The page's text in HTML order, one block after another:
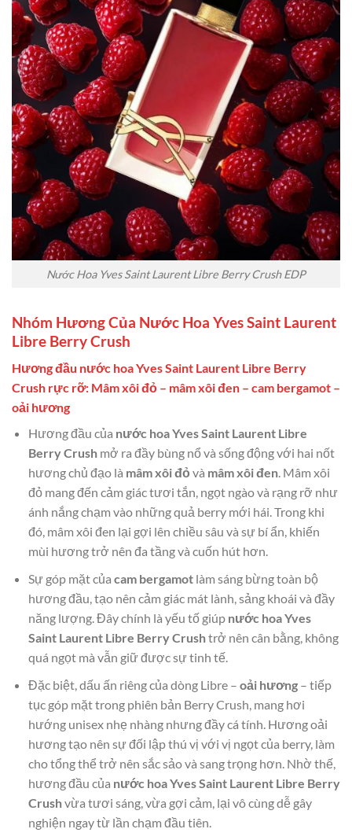
Nước Hoa Yves Saint Laurent Libre Berry Crush EDP
Nhóm Hương Của Nước Hoa Yves Saint Laurent
Libre Berry Crush
Hương đầu nước hoa Yves Saint Laurent Libre Berry
Crush rực rỡ: Mâm xôi đỏ – mâm xôi đen – cam bergamot –
oải hương
Hương đầu của nước hoa Yves Saint Laurent Libre
Berry Crushmở ra đầy bùng nổ và sống động với hai nốt
hương chủ đạo là mâm xôi đỏ và mâm xôi đen. Mâm xôi
đỏ mang đến cảm giác tươi tắn, ngọt ngào và rạng rỡ như
ánh nắng chạm vào những quả berry mới hái. Trong khi
đó, mâm xôi đen lại gợi lên chiều sâu và sự bí ẩn, khiến
mùi hương trở nên đa tầng và cuốn hút hơn.
Sự góp mặt của cam bergamotlàm sáng bừng toàn bộ
hương đầu, tạo nên cảm giác mát lành, sảng khoái và đầy
năng lượng. Đây chính là yếu tố giúp nước hoa Yves
Saint Laurent Libre Berry Crushtrở nên cân bằng, không
quá ngọt mà vẫn giữ được sự tinh tế.
Đặc biệt, dấu ấn riêng của dòng Libre – oải hương– tiếp
tục góp mặt trong phiên bản Berry Crush, mang hơi
hướng unisex nhẹ nhàng nhưng đầy cá tính. Hương oải
hương tạo nên sự đối lập thú vị với vị ngọt của berry, làm
cho tổng thể trở nên sắc sảo và sang trọng hơn. Nhờ thế,
hương đầu của nước hoa Yves Saint Laurent Libre Berry
Crushvừa tươi sáng, vừa gợi cảm, lại vô cùng dễ gây
nghiện ngay từ lần chạm đầu tiên.